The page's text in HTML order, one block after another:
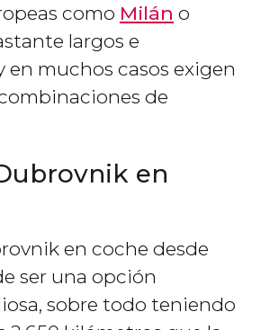
como Milán o
largos e
en muchos casos exigen
de
en
en coche desde
ser una opción
sobre todo teniendo